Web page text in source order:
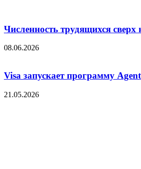
Численность трудящихся
08.06.2026
Visa запускает программу
21.05.2026